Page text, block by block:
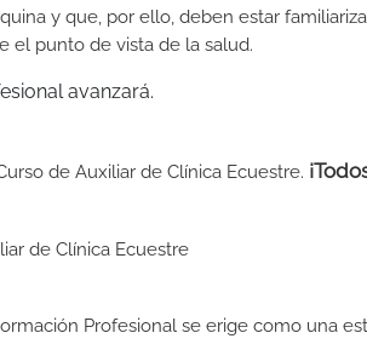
y que, por ello, deben estar
el punto de vista de la salud.
avanzará.
de Auxiliar de Clínica Ecuestre.
de Clínica Ecuestre
Profesional se erige como una